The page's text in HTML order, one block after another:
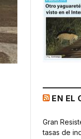
EN EL
Gran
tasas de